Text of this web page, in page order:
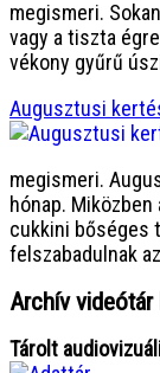
megismeri.
vagy a tiszta
vékony gyűrű
Augusztusi
megismeri.
hónap. Miközben
cukkini bőséges
felszabadulnak
Archív
Tárolt